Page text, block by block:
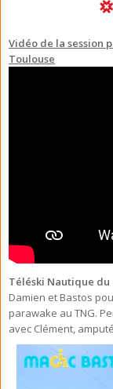
Vidéo de la session
Toulouse
Téléski Nautique du
Damien et Bastos
parawake au TNG.
avec Clément,